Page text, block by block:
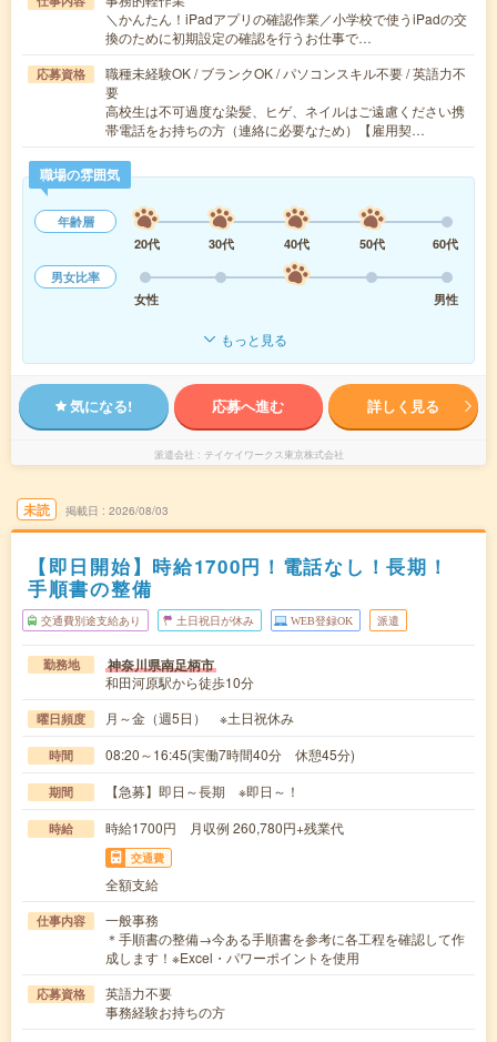
＼かんたん！iPadアプリの確認作業／小学校で使うiPadの交
換のために初期設定の確認を行うお仕事で…
応募資格
職種未経験OK / ブランクOK / パソコンスキル不要 / 英語力不
要
高校生は不可過度な染髪、ヒゲ、ネイルはご遠慮ください携
帯電話をお持ちの方（連絡に必要なため）【雇用契…
職場の雰囲気
年齢層
20代
30代 40代 50代
60代
男女比率
女性
男性
もっと見る
気になる! 応募へ進む 詳しく見る
派遣会社 テイケイワークス東京株式会社
未読 掲載日 2026/08/03
【即日開始】時給1700円！電話なし！長期！
手順書の整備
交通費別途支給あり 土日祝日が休み WEB登録OK 派遣
勤務地 神奈川県南足柄市
和田河原駅から徒歩10分
曜日頻度 月～金（週5日） ※土日祝休み
時間 08:20～16:45(実働7時間40分 休憩45分)
期間 【急募】即日～長期 ※即日～！
時給 時給1700円 月収例 260,780円+残業代
交通費
全額支給
仕事内容
一般事務
＊手順書の整備→今ある手順書を参考に各工程を確認して作
成します！※Excel・パワーポイントを使用
応募資格
英語力不要
事務経験お持ちの方